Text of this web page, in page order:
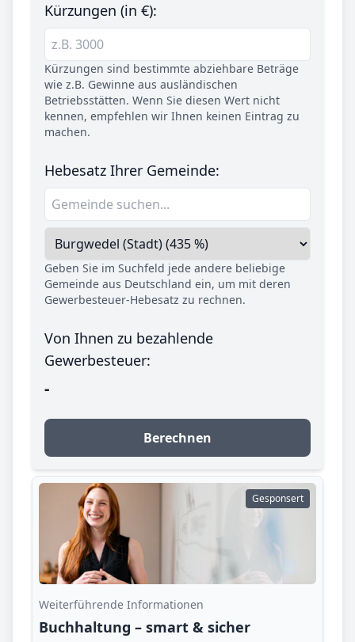
Kürzungen (in €):
Kürzungen sind bestimmte abziehbare Beträge
wie z.B. Gewinne aus ausländischen
Betriebsstätten. Wenn Sie diesen Wert nicht
kennen, empfehlen wir Ihnen keinen Eintrag zu
machen.
Hebesatz Ihrer Gemeinde:
Geben Sie im Suchfeld jede andere beliebige
Gemeinde aus Deutschland ein, um mit deren
Gewerbesteuer-Hebesatz zu rechnen.
Von Ihnen zu bezahlende
Gewerbesteuer:
-
Berechnen
Gesponsert
Weiterführende Informationen
Buchhaltung – smart & sicher